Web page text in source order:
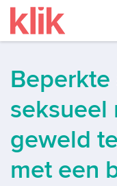
seksueel
geweld
met een